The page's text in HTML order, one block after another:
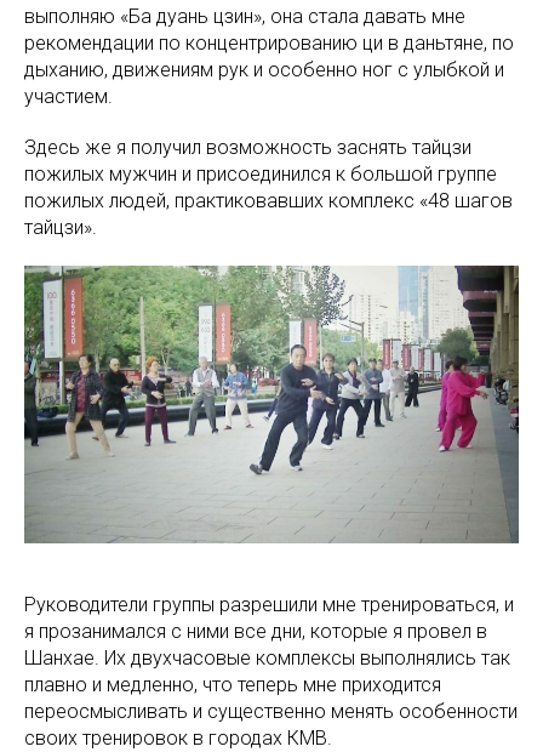
выполняю «Ба дуань цзин», она стала давать мне
рекомендации по концентрированию ци в даньтяне, по
дыханию, движениям рук и особенно ног с улыбкой и
участием.
Здесь же я получил возможность заснять тайцзи
пожилых мужчин и присоединился к большой группе
пожилых людей, практиковавших комплекс «48 шагов
тайцзи».
Руководители группы разрешили мне тренироваться, и
я прозанимался с ними все дни, которые я провел в
Шанхае. Их двухчасовые комплексы выполнялись так
плавно и медленно, что теперь мне приходится
переосмысливать и существенно менять особенности
своих тренировок в городах КМВ.